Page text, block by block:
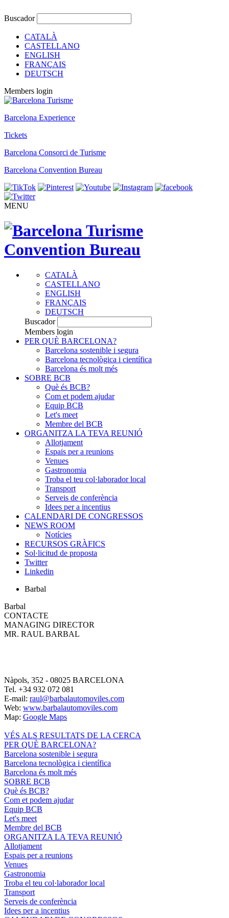
Buscador
CATALÀ
CASTELLANO
ENGLISH
FRANÇAIS
DEUTSCH
Members login
Barcelona Experience
Tickets
Barcelona Consorci de Turisme
Barcelona Convention Bureau
MENU
CATALÀ
CASTELLANO
ENGLISH
FRANÇAIS
DEUTSCH
Buscador
Members login
PER QUÈ BARCELONA?
Barcelona sostenible i segura
Barcelona tecnològica i científica
Barcelona és molt més
SOBRE BCB
Què és BCB?
Com et podem ajudar
Equip BCB
Let's meet
Membre del BCB
ORGANITZA LA TEVA REUNIÓ
Allotjament
Espais per a reunions
Venues
Gastronomia
Troba el teu col·laborador local
Transport
Serveis de conferència
Idees per a incentius
CALENDARI DE CONGRESSOS
NEWS ROOM
Notícies
RECURSOS GRÀFICS
Sol·licitud de proposta
Twitter
Linkedin
Barbal
Barbal
CONTACTE
MANAGING DIRECTOR
MR. RAUL BARBAL
Nàpols, 352 - 08025 BARCELONA
Tel. +34 932 072 081
E-mail: raul@barbalautomoviles.com
Web: www.barbalautomoviles.com
Map: Google Maps
VÉS ALS RESULTATS DE LA CERCA
PER QUÈ BARCELONA?
Barcelona sostenible i segura
Barcelona tecnològica i científica
Barcelona és molt més
SOBRE BCB
Què és BCB?
Com et podem ajudar
Equip BCB
Let's meet
Membre del BCB
ORGANITZA LA TEVA REUNIÓ
Allotjament
Espais per a reunions
Venues
Gastronomia
Troba el teu col·laborador local
Transport
Serveis de conferència
Idees per a incentius